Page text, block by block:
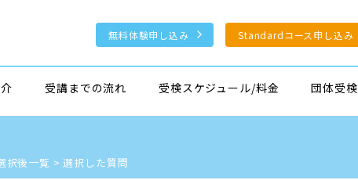
無料体験申し込み Standardコース申し込み
受講までの流れ 受検スケジュール/料金 団体受
択後一覧 >選択した質問